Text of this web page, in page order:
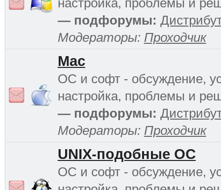
настройка, проблемы и
— подфорумы:
Модераторы: Проходчик
Mac
ОС и софт - обсуждение,
настройка, проблемы и
— подфорумы:
Модераторы: Проходчик
UNIX-подобные ОС
ОС и софт - обсуждение,